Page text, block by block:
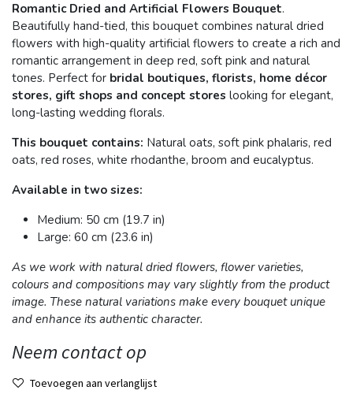
Romantic Dried and Artificial Flowers Bouquet.
Beautifully hand-tied, this bouquet combines natural dried
flowers with high-quality artificial flowers to create a rich and
romantic arrangement in deep red, soft pink and natural
tones. Perfect for bridal boutiques, florists, home décor
stores, gift shops and concept stores looking for elegant,
long-lasting wedding florals.
This bouquet contains: Natural oats, soft pink phalaris, red
oats, red roses, white rhodanthe, broom and eucalyptus.
Available in two sizes:
Medium: 50 cm (19.7 in)
Large: 60 cm (23.6 in)
As we work with natural dried flowers, flower varieties,
colours and compositions may vary slightly from the product
image. These natural variations make every bouquet unique
and enhance its authentic character.
Neem contact op
Toevoegen aan verlanglijst